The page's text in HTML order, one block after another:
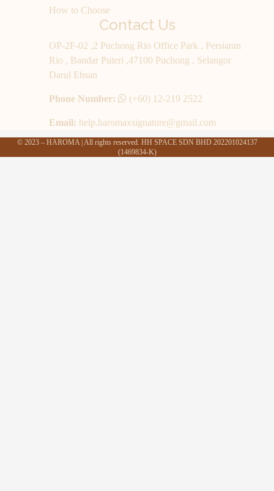
How to Choose
Contact Us
OP-2F-02 ,2 Puchong Rio Office Park , Persiaran
Rio , Bandar Puteri ,47100 Puchong , Selangor
Darul Ehsan
Phone Number: (+60) 12-219 2522
Email: help.haromaxsignature@gmail.com
© 2023 – HAROMA | All rights reserved. HH SPACE SDN BHD 202201024137
(1469834-K)